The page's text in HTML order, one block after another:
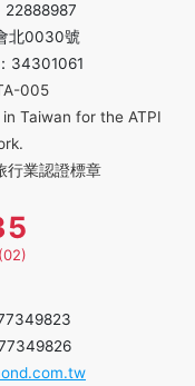
22888987
北0030號
34301061
005
Taiwan for the ATPI
行業認證標章